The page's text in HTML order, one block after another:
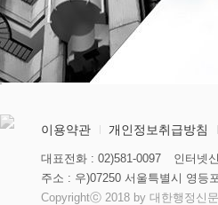
이용약관 개인정보취급방침
대표전화 : 02)581-0097 인터넷
주소 : 우)07250 서울특별시 영등
Copyrightⓒ 2018 by 대한행정신문